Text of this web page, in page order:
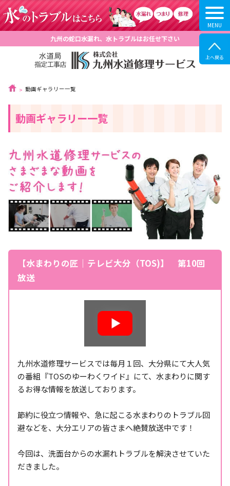
九州の蛇口水漏れ、水トラブルはお任せ下さい
動画ギャラリー一覧
動画ギャラリー一覧
【水まわりの匠｜テレビ大分（TOS)】 第10回
放送
九州水道修理サービスでは毎月１回、大分県にて大人気
の番組『TOSのゆーわくワイド』にて、水まわりに関す
るお得な情報を放送しております。
節約に役立つ情報や、急に起こる水まわりのトラブル回
避などを、大分エリアの皆さまへ絶賛放送中です！
今回は、洗面台からの水漏れトラブルを解決させていた
だきました。